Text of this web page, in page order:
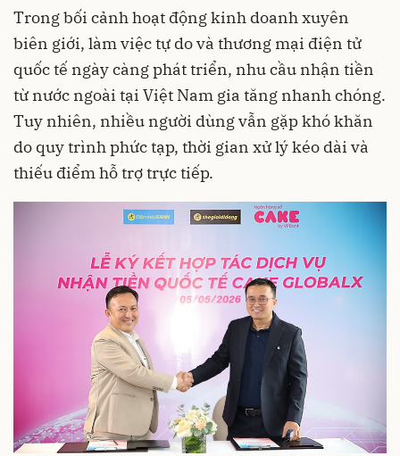
Trong bối cảnh hoạt động kinh doanh xuyên
biên giới, làm việc tự do và thương mại điện tử
quốc tế ngày càng phát triển, nhu cầu nhận tiền
từ nước ngoài tại Việt Nam gia tăng nhanh chóng.
Tuy nhiên, nhiều người dùng vẫn gặp khó khăn
do quy trình phức tạp, thời gian xử lý kéo dài và
thiếu điểm hỗ trợ trực tiếp.